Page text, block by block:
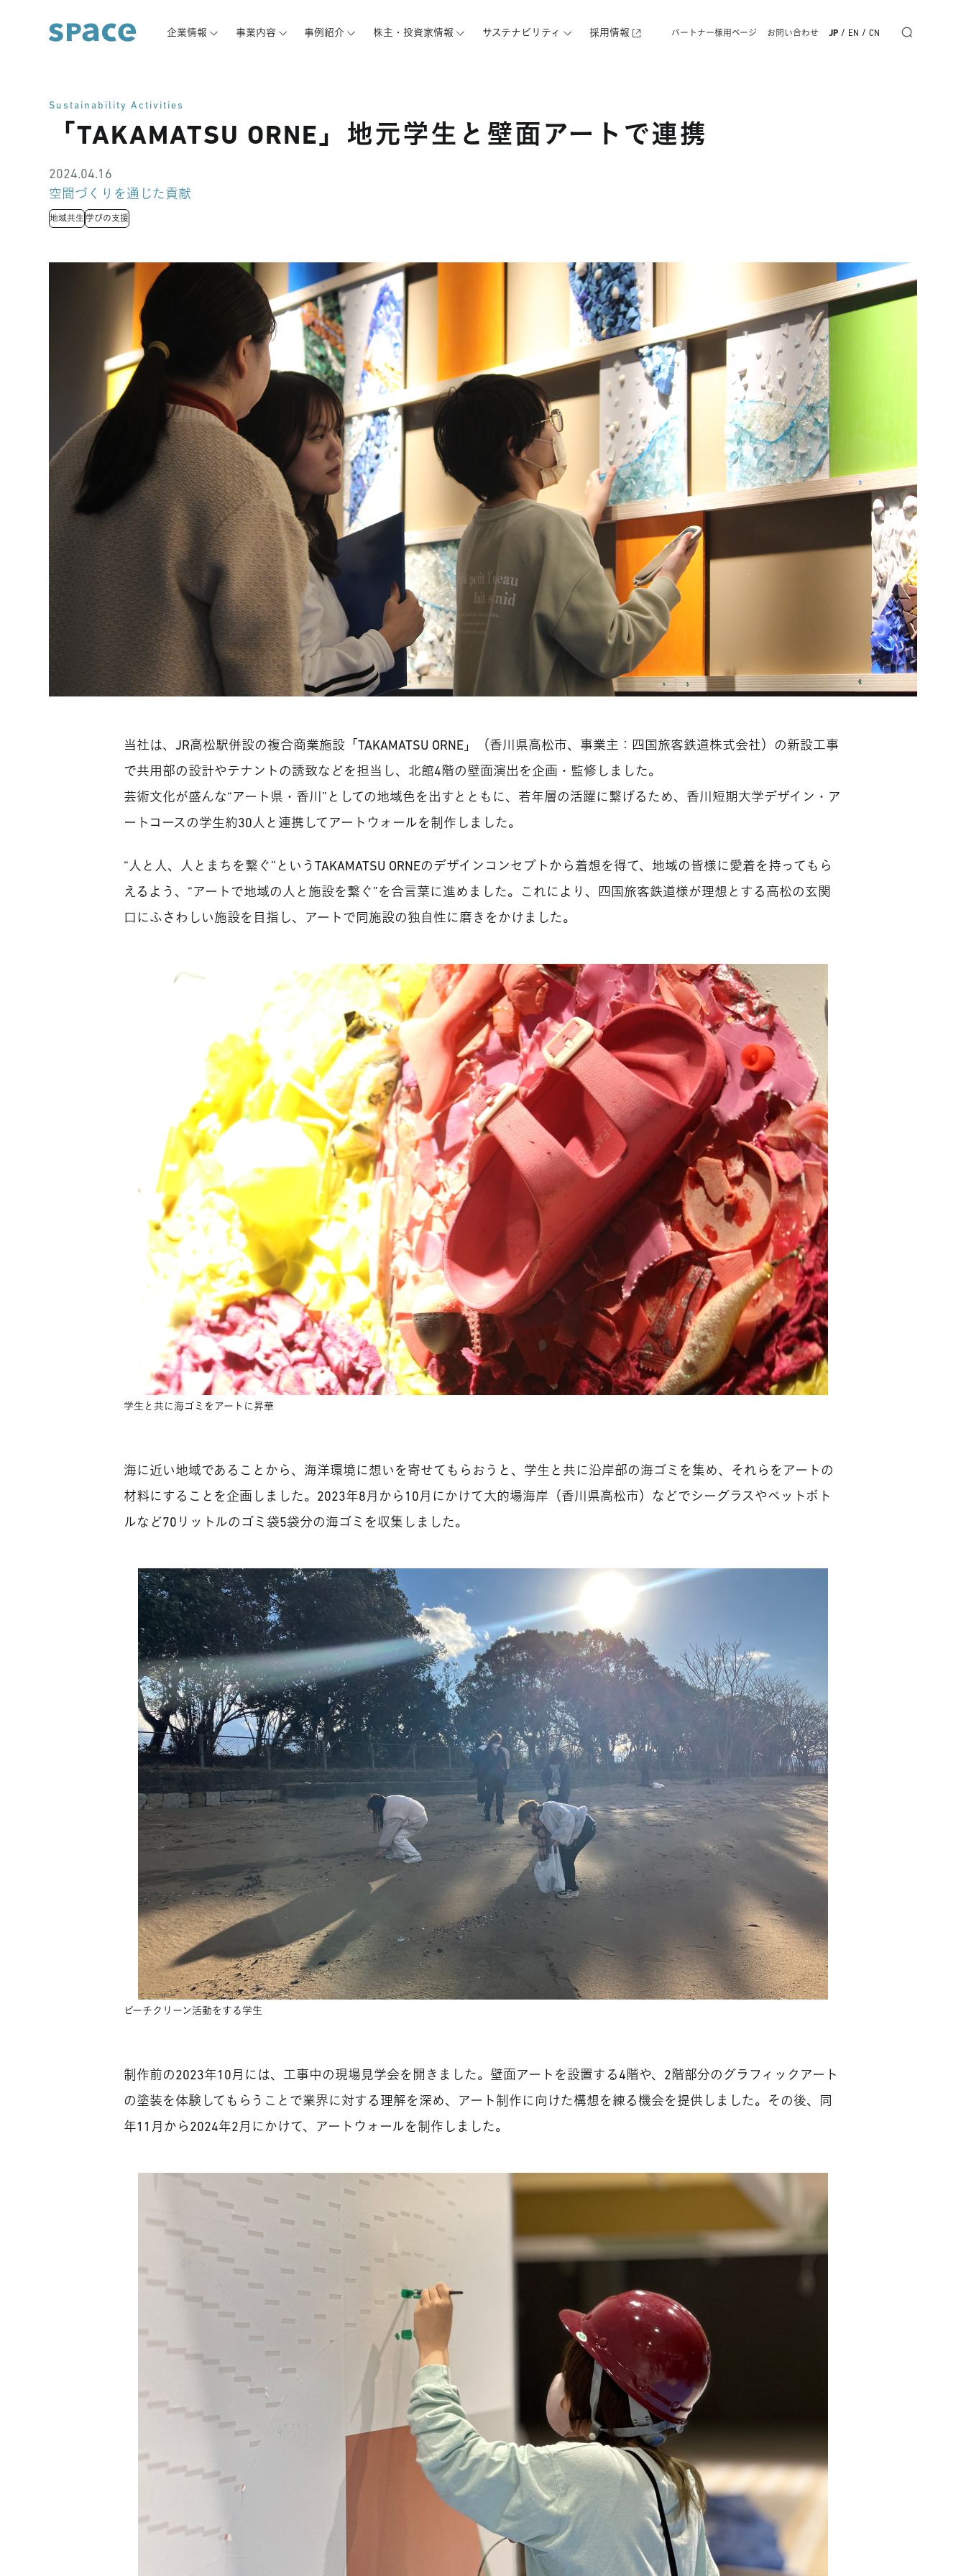
企業情報 事業内容 事例紹介 株主・投資家情報 サステナビリティ 採用情報 パートナー様用ページ お問い合わせ JP / EN / CN
Sustainability Activities
「TAKAMATSU ORNE」地元学生と壁面アートで連携
2024.04.16
空間づくりを通じた貢献
地域共生 学びの支援
当社は、JR高松駅併設の複合商業施設「TAKAMATSU ORNE」（香川県高松市、事業主：四国旅客鉄道株式会社）の新設工事
で共用部の設計やテナントの誘致などを担当し、北館4階の壁面演出を企画・監修しました。
芸術文化が盛んな“アート県・香川”としての地域色を出すとともに、若年層の活躍に繋げるため、香川短期大学デザイン・ア
ートコースの学生約30人と連携してアートウォールを制作しました。
“人と人、人とまちを繋ぐ”というTAKAMATSU ORNEのデザインコンセプトから着想を得て、地域の皆様に愛着を持ってもら
えるよう、“アートで地域の人と施設を繋ぐ”を合言葉に進めました。これにより、四国旅客鉄道様が理想とする高松の玄関
口にふさわしい施設を目指し、アートで同施設の独自性に磨きをかけました。
学生と共に海ゴミをアートに昇華
海に近い地域であることから、海洋環境に想いを寄せてもらおうと、学生と共に沿岸部の海ゴミを集め、それらをアートの
材料にすることを企画しました。2023年8月から10月にかけて大的場海岸（香川県高松市）などでシーグラスやペットボト
ルなど70リットルのゴミ袋5袋分の海ゴミを収集しました。
ビーチクリーン活動をする学生
制作前の2023年10月には、工事中の現場見学会を開きました。壁面アートを設置する4階や、2階部分のグラフィックアート
の塗装を体験してもらうことで業界に対する理解を深め、アート制作に向けた構想を練る機会を提供しました。その後、同
年11月から2024年2月にかけて、アートウォールを制作しました。